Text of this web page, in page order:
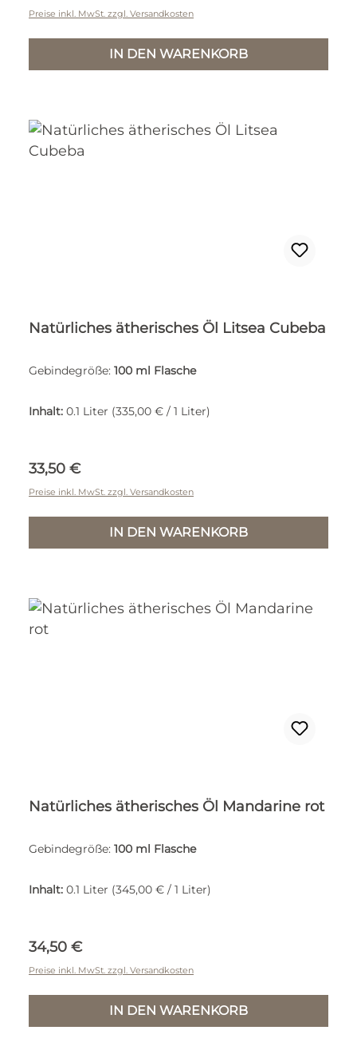
Preise inkl. MwSt. zzgl. Versandkosten
IN DEN WARENKORB
Natürliches ätherisches Öl Litsea Cubeba
Gebindegröße: 100 ml Flasche
Inhalt: 0.1 Liter (335,00 € / 1 Liter)
Regulärer Preis:
33,50 €
Preise inkl. MwSt. zzgl. Versandkosten
IN DEN WARENKORB
Natürliches ätherisches Öl Mandarine rot
Gebindegröße: 100 ml Flasche
Inhalt: 0.1 Liter (345,00 € / 1 Liter)
Regulärer Preis:
34,50 €
Preise inkl. MwSt. zzgl. Versandkosten
IN DEN WARENKORB